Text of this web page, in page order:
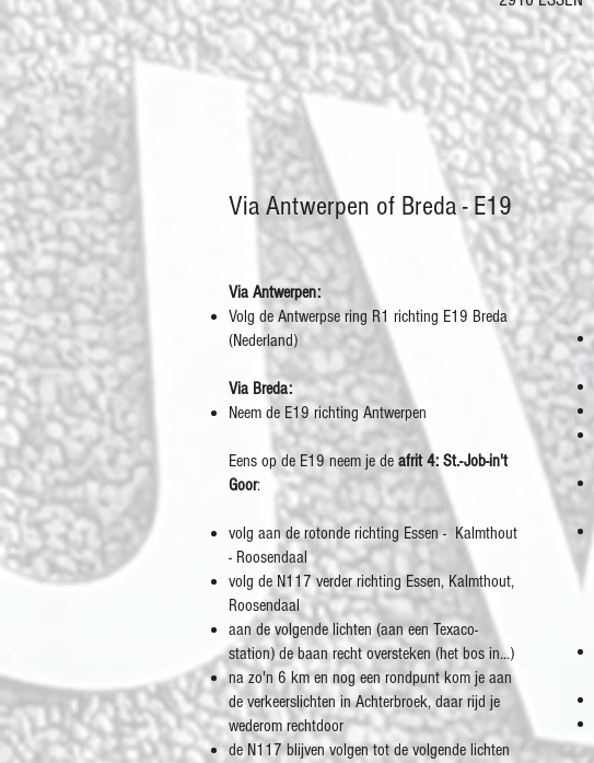
Via Antwerpen of Breda - E19
Via Antwerpen:
Volg de Antwerpse ring R1 richting E19 Breda
(Nederland)
Via Breda:
Neem de E19 richting Antwerpen
Eens op de E19 neem je de afrit 4: St.-Job-in't
Goor:
volg aan de rotonde richting Essen - Kalmthout
- Roosendaal
volg de N117 verder richting Essen, Kalmthout,
Roosendaal
aan de volgende lichten (aan een Texaco-
station) de baan recht oversteken (het bos in...)
na zo'n 6 km en nog een rondpunt kom je aan
de verkeerslichten in Achterbroek, daar rijd je
wederom rechtdoor
de N117 blijven volgen tot de volgende lichten